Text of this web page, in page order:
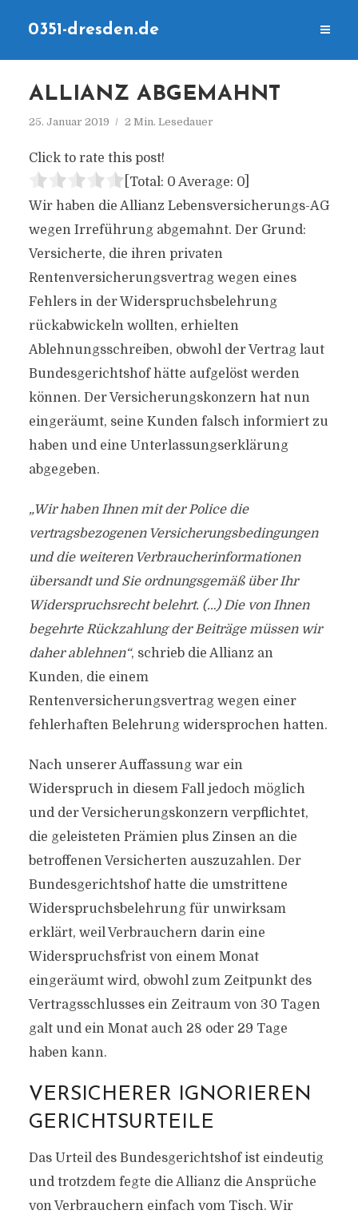
0351-dresden.de
ALLIANZ ABGEMAHNT
25. Januar 2019 2 Min. Lesedauer
Click to rate this post!
[Total: 0 Average: 0]
Wir haben die Allianz Lebensversicherungs-AG
wegen Irreführung abgemahnt. Der Grund:
Versicherte, die ihren privaten
Rentenversicherungsvertrag wegen eines
Fehlers in der Widerspruchsbelehrung
rückabwickeln wollten, erhielten
Ablehnungsschreiben, obwohl der Vertrag laut
Bundesgerichtshof hätte aufgelöst werden
können. Der Versicherungskonzern hat nun
eingeräumt, seine Kunden falsch informiert zu
haben und eine Unterlassungserklärung
abgegeben.
„Wir haben Ihnen mit der Police die
vertragsbezogenen Versicherungsbedingungen
und die weiteren Verbraucherinformationen
übersandt und Sie ordnungsgemäß über Ihr
Widerspruchsrecht belehrt. (…) Die von Ihnen
begehrte Rückzahlung der Beiträge müssen wir
daher ablehnen“, schrieb die Allianz an
Kunden, die einem
Rentenversicherungsvertrag wegen einer
fehlerhaften Belehrung widersprochen hatten.
Nach unserer Auffassung war ein
Widerspruch in diesem Fall jedoch möglich
und der Versicherungskonzern verpflichtet,
die geleisteten Prämien plus Zinsen an die
betroffenen Versicherten auszuzahlen. Der
Bundesgerichtshof hatte die umstrittene
Widerspruchsbelehrung für unwirksam
erklärt, weil Verbrauchern darin eine
Widerspruchsfrist von einem Monat
eingeräumt wird, obwohl zum Zeitpunkt des
Vertragsschlusses ein Zeitraum von 30 Tagen
galt und ein Monat auch 28 oder 29 Tage
haben kann.
VERSICHERER IGNORIEREN
GERICHTSURTEILE
Das Urteil des Bundesgerichtshof ist eindeutig
und trotzdem fegte die Allianz die Ansprüche
von Verbrauchern einfach vom Tisch. Wir